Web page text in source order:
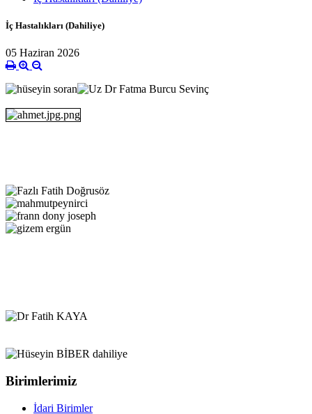
İç Hastalıkları (Dahiliye)
05 Haziran 2026
Birimlerimiz
İdari Birimler